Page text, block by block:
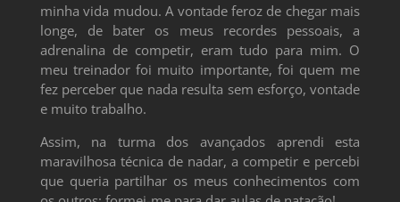
minha vida mudou. A vontade feroz de chegar mais
longe, de bater os meus recordes pessoais, a
adrenalina de competir, eram tudo para mim. O
meu treinador foi muito importante, foi quem me
fez perceber que nada resulta sem esforço, vontade
e muito trabalho.
Assim, na turma dos avançados aprendi esta
maravilhosa técnica de nadar, a competir e percebi
que queria partilhar os meus conhecimentos com